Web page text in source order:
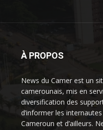
À PROPOS
News du Camer est un
camerounais, mis en
diversification des
d’informer les
Cameroun et d’ailleurs.